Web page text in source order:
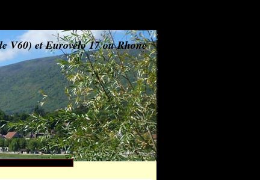
V60) et Eurovélo 17 ou Rhone